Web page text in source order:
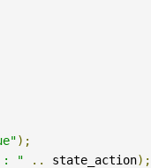
);
: " .. state_action);